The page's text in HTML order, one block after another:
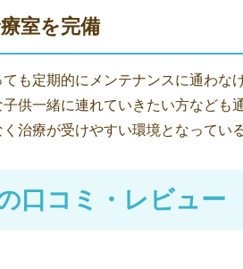
室を完備
も定期的にメンテナンスに通わな
供一緒に連れていきたい方なども
治療が受けやすい環境となってい
口コミ・レビュー